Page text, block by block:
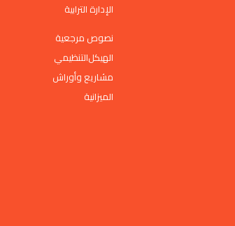
الإدارة الترابية
نصوص مرجعية
اﻟﻬﯿﻜﻞاﻟﺘﻨﻈﯿﻤﻲ
مشاريع وأوراش
الميزانية